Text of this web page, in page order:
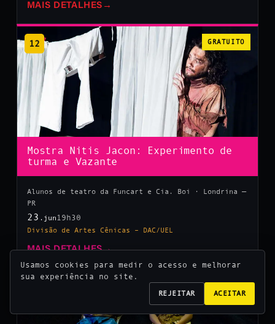
MAIS DETALHES →
12 GRATUITO
Mostra Nitis Jacon: Experimento de
turma e Vazante
Alunos de teatro da Funcart e Cia. Boi · Londrina —
PR
23 .jun 19h30
Divisão de Artes Cênicas – DAC/UEL
MAIS DETALHES→
Usamos cookies para medir o acesso e melhorar
sua experiência no site.
REJEITAR ACEITAR